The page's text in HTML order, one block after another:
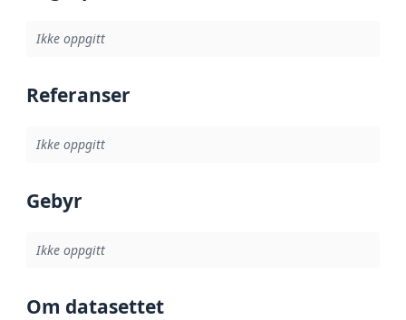
Ikke oppgitt
Referanser
Ikke oppgitt
Gebyr
Ikke oppgitt
Om datasettet